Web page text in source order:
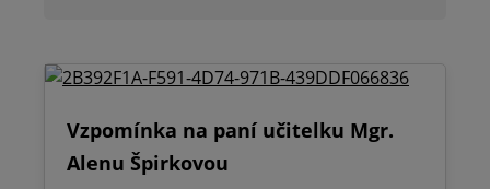
Vzpomínka na paní učitelku Mgr.
Alenu Špirkovou